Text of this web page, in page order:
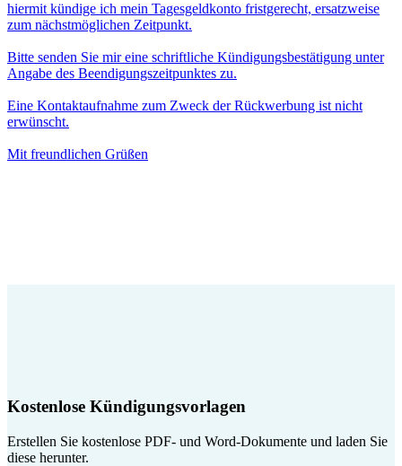
hiermit kündige ich mein Tagesgeldkonto fristgerecht, ersatzweise
zum nächstmöglichen Zeitpunkt.
Bitte senden Sie mir eine schriftliche Kündigungsbestätigung unter
Angabe des Beendigungszeitpunktes zu.
Eine Kontaktaufnahme zum Zweck der Rückwerbung ist nicht
erwünscht.
Mit freundlichen Grüßen
Kostenlose Kündigungsvorlagen
Erstellen Sie kostenlose PDF- und Word-Dokumente und laden Sie
diese herunter.